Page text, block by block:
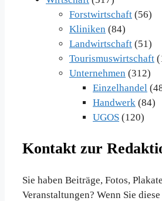
Forstwirtschaft (56)
Kliniken (84)
Landwirtschaft (51)
Tourismuswirtschaft
Unternehmen (312)
Einzelhandel
Handwerk (84)
UGOS (120)
Kontakt zur
Sie haben Beiträge, Fotos,
Veranstaltungen? Wenn Sie